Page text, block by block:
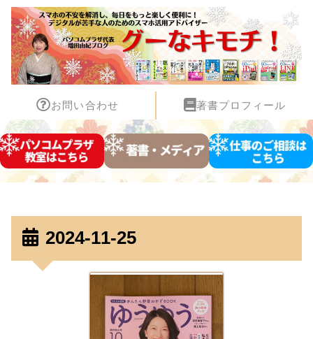
お問い合わせ 著書プロフィール
2024-11-25